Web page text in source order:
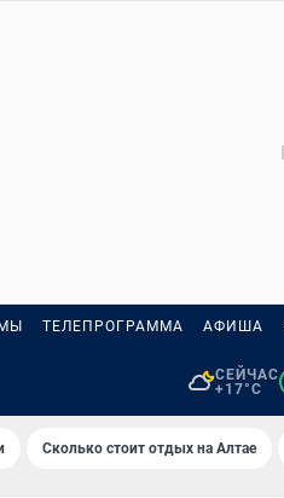
ТЕЛЕПРОГРАММА АФИША
СЕЙЧАС
+17°C
Сколько стоит отдых на Алтае